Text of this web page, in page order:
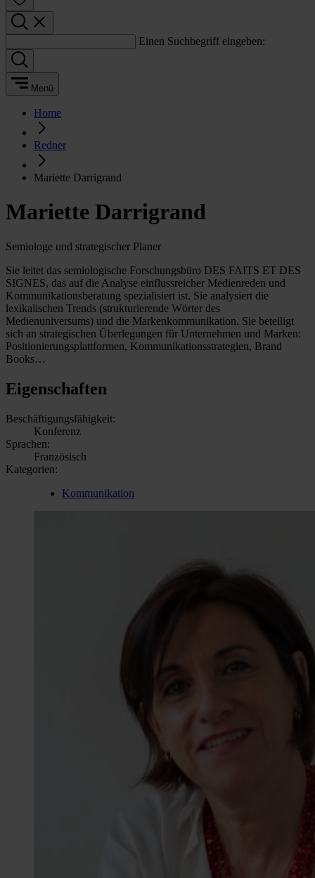
Einen Suchbegriff eingeben:
Menü
Home
Redner
Mariette Darrigrand
Mariette Darrigrand
Semiologe und strategischer Planer
Sie leitet das semiologische Forschungsbüro DES FAITS ET DES
SIGNES, das auf die Analyse einflussreicher Medienreden und
Kommunikationsberatung spezialisiert ist. Sie analysiert die
lexikalischen Trends (strukturierende Wörter des
Medienuniversums) und die Markenkommunikation. Sie beteiligt
sich an strategischen Überlegungen für Unternehmen und Marken:
Positionierungsplattformen, Kommunikationsstrategien, Brand
Books…
Eigenschaften
Beschäftigungsfähigkeit:
Konferenz
Sprachen:
Französisch
Kategorien:
Kommunikation